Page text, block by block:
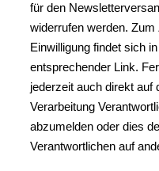
für den
widerrufen werden.
Einwilligung findet sich
entsprechender Link.
jederzeit auch direkt auf
Verarbeitung
abzumelden oder dies
Verantwortlichen auf